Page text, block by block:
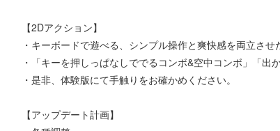
【2Dアクション】
・キーボードで遊べる、シンプル操作と爽快感を両立させ
・「キーを押しっぱなしででるコンボ&空中コンボ」「
・是非、体験版にて手触りをお確かめください。
【アップデート計画】